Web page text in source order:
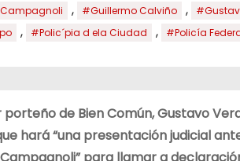
, #Guillermo Calviño ,
, #Polic´pia d ela Ciudad , #Policía
porteño de Bien Común, Gustavo
hará “una presentación judicial